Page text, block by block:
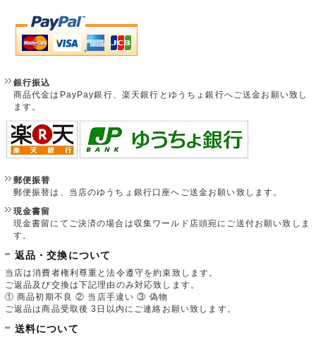
銀行振込
商品代金はPayPay銀行、楽天銀行とゆうちょ銀行へご送金お願い致し
ます。
郵便振替
郵便振替は、当店のゆうちょ銀行口座へご送金お願い致します。
現金書留
現金書留にてご決済の場合は収集ワールド店頭宛にご送付お願い致しま
す。
返品・交換について
当店は消費者権利尊重と法令遵守を約束致します。
ご返品及び交換は下記理由のみ対応致します。
① 商品初期不良 ② 当店手違い ③ 偽物
ご返品は商品受取後 3日以内にご連絡お願い致します。
送料について